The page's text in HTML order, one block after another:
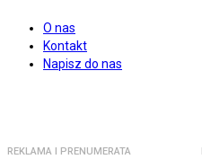
O nas
Kontakt
Napisz do nas
REKLAMA I PRENUMERATA